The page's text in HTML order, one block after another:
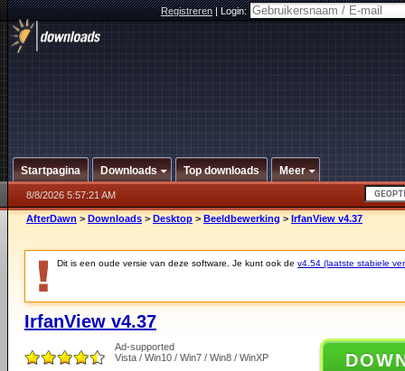
Registreren|Login:
Startpagina Downloads Top downloads Meer
8/8/2026 5:57:21 AM
AfterDawn > Downloads > Desktop > Beeldbewerking > IrfanView v4.37
Dit is een oude versie van deze software. Je kunt ook de v4.54 (laatste stabiele
IrfanView v4.37
Ad-supported
Vista / Win10 / Win7 / Win8 / WinXP